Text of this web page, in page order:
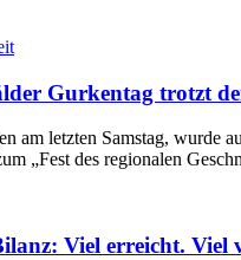
Gurkentag trotzt
am letzten Samstag, wurde
„Fest des regionalen
Viel erreicht. Viel